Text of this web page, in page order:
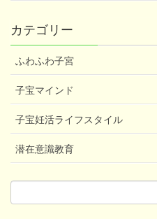
カテゴリー
ふわふわ子宮
子宝マインド
子宝妊活ライフスタイル
潜在意識教育